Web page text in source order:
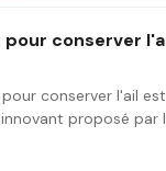
Acheter
pour conserver
conserver l'ail
proposé par